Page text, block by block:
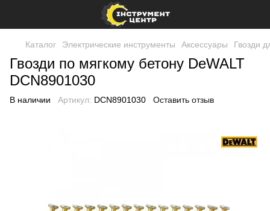
Каталог Электрические инструменты Аксессуары Гвозди
Гвозди по мягкому бетону DeWALT
DCN8901030
В наличии Артикул: DCN8901030 Оставить отзыв